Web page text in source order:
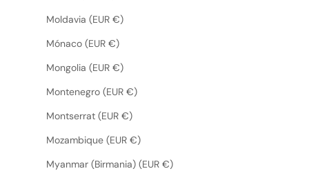
Moldavia (EUR €)
Mónaco (EUR €)
Mongolia (EUR €)
Montenegro (EUR €)
Montserrat (EUR €)
Mozambique (EUR €)
Myanmar (Birmania) (EUR €)